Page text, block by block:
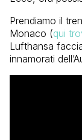
Prendiamo il
Monaco (qui
Lufthansa
innamorati